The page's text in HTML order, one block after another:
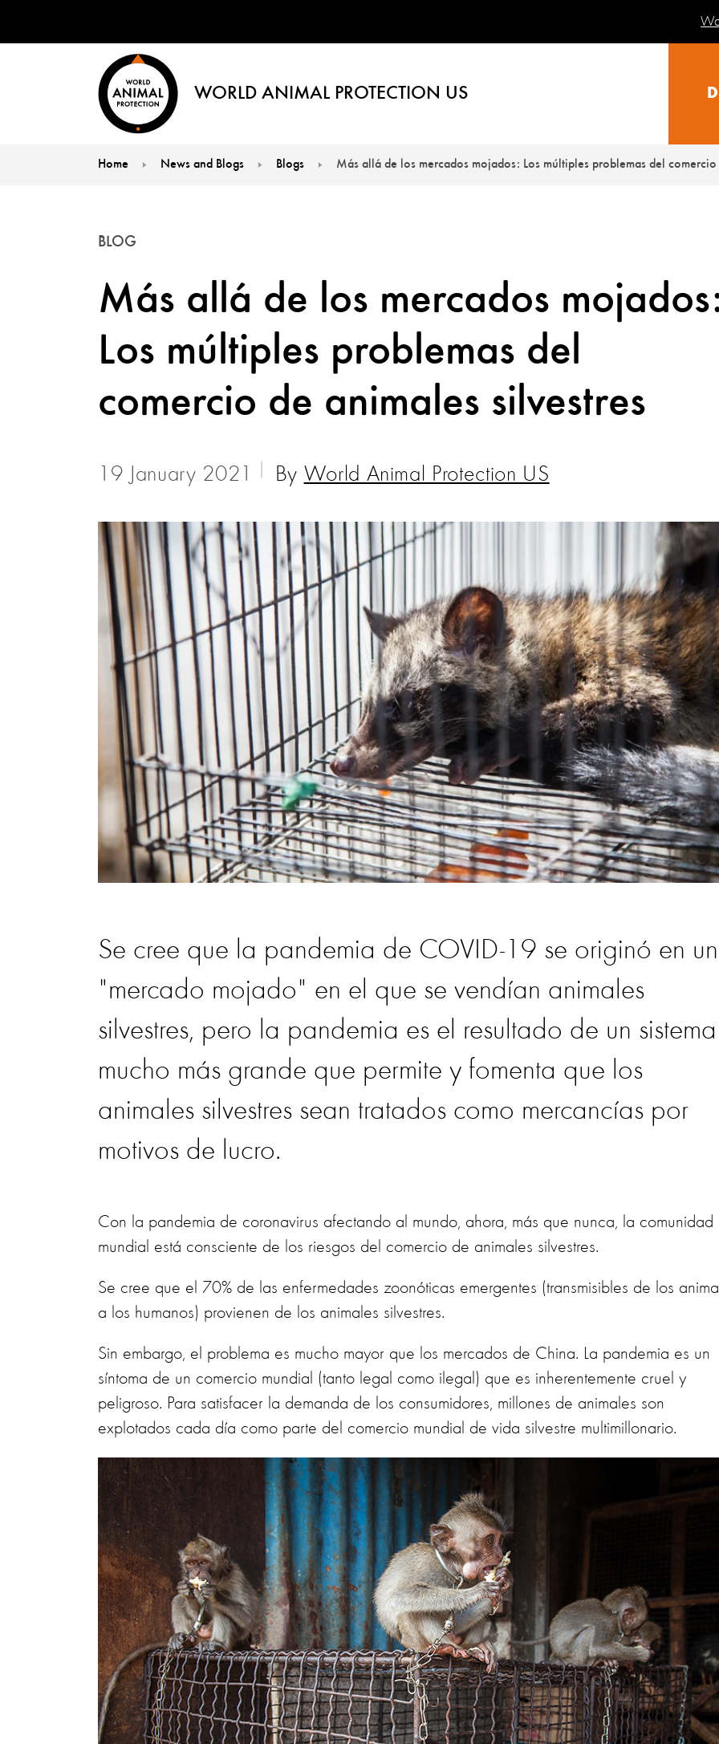
WORLD ANIMAL PROTECTION US
Home News and Blogs Blogs Más allá de los mercados mojados: Los múltiples problemas del
Más allá de los mercados
Los múltiples problemas del
comercio de animales silvestres
BLOG
19 January 2021 By World Animal Protection US
Se cree que la pandemia de COVID-19 se originó en un
"mercado mojado" en el que se vendían animales
silvestres, pero la pandemia es el resultado de un sistema
mucho más grande que permite y fomenta que los
animales silvestres sean tratados como mercancías por
motivos de lucro.
Con la pandemia de coronavirus afectando al mundo, ahora, más que nunca, la comunidad
mundial está consciente de los riesgos del comercio de animales silvestres.
Se cree que el 70% de las enfermedades zoonóticas emergentes (transmisibles de los
a los humanos) provienen de los animales silvestres.
Sin embargo, el problema es mucho mayor que los mercados de China. La pandemia es un
síntoma de un comercio mundial (tanto legal como ilegal) que es inherentemente cruel y
peligroso. Para satisfacer la demanda de los consumidores, millones de animales son
explotados cada día como parte del comercio mundial de vida silvestre multimillonario.